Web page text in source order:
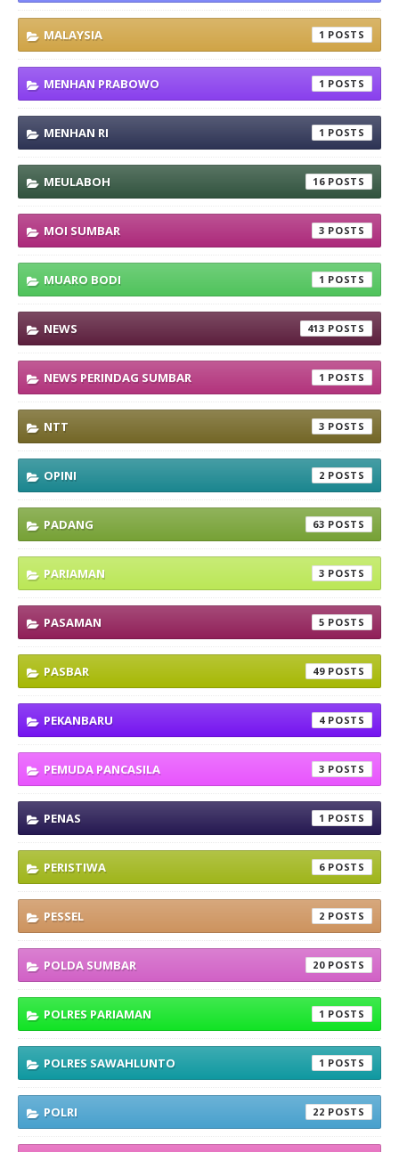
MALAYSIA 1
MENHAN PRABOWO 1
MENHAN RI 1
MEULABOH 16
MOI SUMBAR 3
MUARO BODI 1
NEWS 413
NEWS PERINDAG SUMBAR 1
NTT 3
OPINI 2
PADANG 63
PARIAMAN 3
PASAMAN 5
PASBAR 49
PEKANBARU 4
PEMUDA PANCASILA 3
PENAS 1
PERISTIWA 6
PESSEL 2
POLDA SUMBAR 20
POLRES PARIAMAN 1
POLRES SAWAHLUNTO 1
POLRI 22